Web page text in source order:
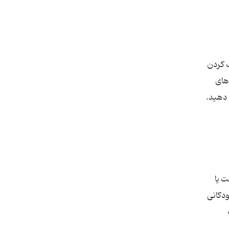
کردن
یا